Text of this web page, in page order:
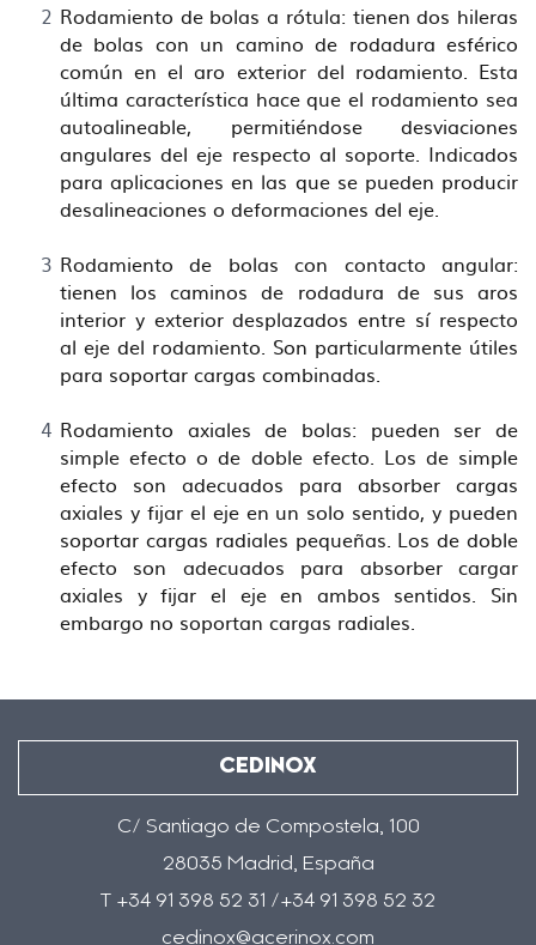
Rodamiento de bolas a rótula: tienen dos hileras
de bolas con un camino de rodadura esférico
común en el aro exterior del rodamiento. Esta
última característica hace que el rodamiento sea
autoalineable, permitiéndose desviaciones
angulares del eje respecto al soporte. Indicados
para aplicaciones en las que se pueden producir
desalineaciones o deformaciones del eje.
Rodamiento de bolas con contacto angular:
tienen los caminos de rodadura de sus aros
interior y exterior desplazados entre sí respecto
al eje del rodamiento. Son particularmente útiles
para soportar cargas combinadas.
Rodamiento axiales de bolas: pueden ser de
simple efecto o de doble efecto. Los de simple
efecto son adecuados para absorber cargas
axiales y fijar el eje en un solo sentido, y pueden
soportar cargas radiales pequeñas. Los de doble
efecto son adecuados para absorber cargar
axiales y fijar el eje en ambos sentidos. Sin
embargo no soportan cargas radiales.
CEDINOX
C/ Santiago de Compostela, 100
28035 Madrid, España
T +34 91 398 52 31 /+34 91 398 52 32
cedinox@acerinox.com